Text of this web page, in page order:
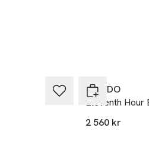
BYREDO
Eleventh Hour
2 560 kr